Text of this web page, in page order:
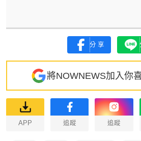
分享
將NOWNEWS加入你
APP 追蹤 追蹤